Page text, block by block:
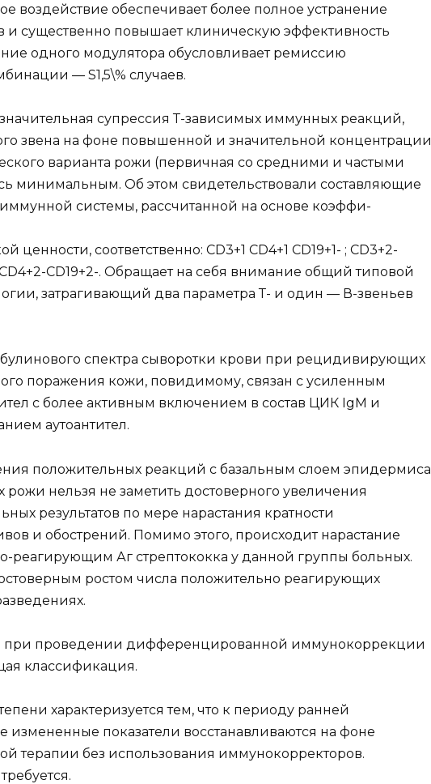
воздействие обеспечивает более полное устранение
и существенно повышает клиническую эффективность
одного модулятора обусловливает ремиссию
— S1,5\% случаев.
значительная супрессия Т-зависимых иммунных реакций,
звена на фоне повышенной и значительной концентрации
варианта рожи (первичная со средними и частыми
минимальным. Об этом свидетельствовали составляющие
системы, рассчитанной на основе коэффи-
ценности, соответственно: CD3+1 CD4+1 CD19+1- ; CD3+2-
CD4+2-CD19+2-. Обращает на себя внимание общий типовой
затрагивающий два параметра Т- и один — В-звеньев
спектра сыворотки крови при рецидивирующих
поражения кожи, повидимому, связан с усиленным
с более активным включением в состав ЦИК IgM и
аутоантител.
положительных реакций с базальным слоем эпидермиса
нельзя не заметить достоверного увеличения
результатов по мере нарастания кратности
и обострений. Помимо этого, происходит нарастание
реагирующим Аг стрептококка у данной группы больных.
ростом числа положительно реагирующих
при проведении дифференцированной иммунокоррекции
классификация.
характеризуется тем, что к периоду ранней
измененные показатели восстанавливаются на фоне
терапии без использования иммунокорректоров.